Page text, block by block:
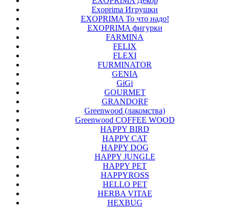
Exoprima Игрушки
EXOPRIMA То что надо!
EXOPRIMA фигурки
FARMINA
FELIX
FLEXI
FURMINATOR
GENIA
GiGi
GOURMET
GRANDORF
Greenwood (лакомства)
Greenwood COFFEE WOOD
HAPPY BIRD
HAPPY CAT
HAPPY DOG
HAPPY JUNGLE
HAPPY PET
HAPPYROSS
HELLO PET
HERBA VITAE
HEXBUG